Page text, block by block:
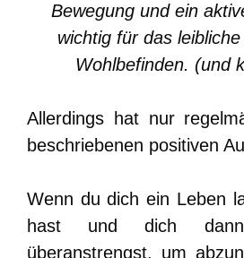
Bewegung und ein
wichtig für das
Wohlbefinden. (und
Allerdings hat nur
beschriebenen positiven
Wenn du dich ein Leben
hast und dich
überanstrengst, um